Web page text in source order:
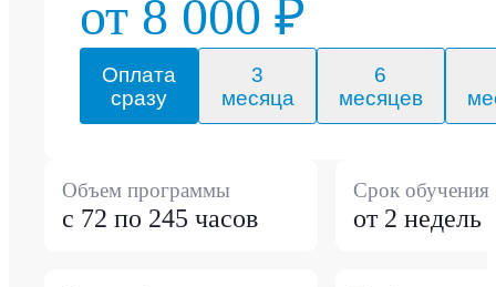
от 8 000 ₽
Оплата
сразу
3
месяца
6
месяцев
Объем программы
с 72 по 245 часов
Срок обучения
от 2 недель